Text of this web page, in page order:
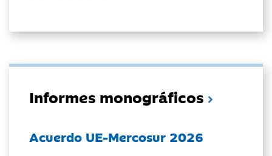
Informes monográficos
Acuerdo UE-Mercosur 2026